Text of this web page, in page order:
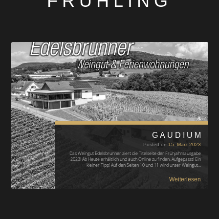
GAUDIUM
Posted on 15. März 2023
Das Weingut Edelsbrunner ziert die Titelseite der Frühjahrsausgabe
2023! Ab Heute erhältlich und auch Online zu finden. Aufgepasst! Ein
kleiner Tipp! Auf den Seiten 10 und 11 wird unser Weingut…
Weiterlesen